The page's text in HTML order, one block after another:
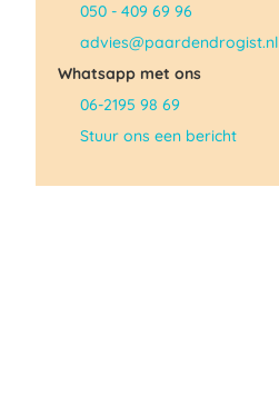
050 - 409 69 96
advies@paardendrogist.nl
Whatsapp met ons
06-2195 98 69
Stuur ons een bericht